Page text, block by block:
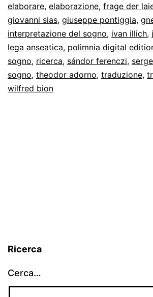
elaborare, elaborazione, frage der
giovanni sias, giuseppe pontiggia,
interpretazione del sogno, ivan illich,
lega anseatica, polimnia digital
sogno, ricerca, sándor ferenczi,
sogno, theodor adorno, traduzione,
wilfred bion
Ricerca
Cerca…